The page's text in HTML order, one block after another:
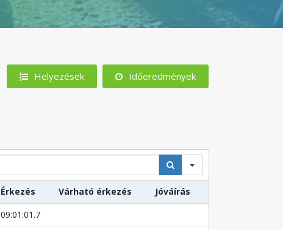
Helyezések Időeredmények
Érkezés Várható érkezés
Jóváírás
09:01:01.7